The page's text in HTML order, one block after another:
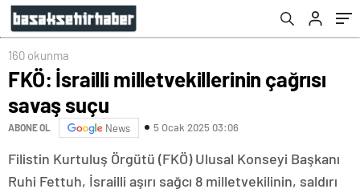
160 okunma
FKÖ: İsrailli milletvekillerinin çağrısı
savaş suçu
ABONE OL News 5 Ocak 2025 03:06
Filistin Kurtuluş Örgütü (FKÖ) Ulusal Konseyi Başkanı
Ruhi Fettuh, İsrailli aşırı sağcı 8 milletvekilinin, saldırı